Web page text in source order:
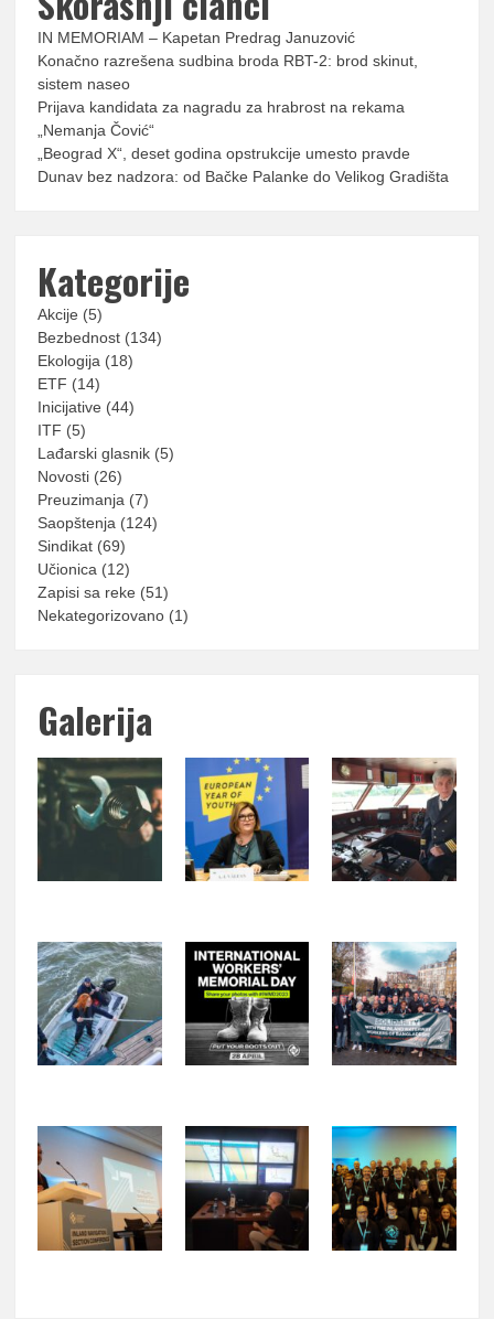
IN MEMORIAM – Kapetan Predrag Januzović
Konačno razrešena sudbina broda RBT-2: brod skinut,
sistem naseo
Prijava kandidata za nagradu za hrabrost na rekama
„Nemanja Čović“
„Beograd X“, deset godina opstrukcije umesto pravde
Dunav bez nadzora: od Bačke Palanke do Velikog Gradišta
Kategorije
Akcije (5)
Bezbednost (134)
Ekologija (18)
ETF (14)
Inicijative (44)
ITF (5)
Lađarski glasnik (5)
Novosti (26)
Preuzimanja (7)
Saopštenja (124)
Sindikat (69)
Učionica (12)
Zapisi sa reke (51)
Nekategorizovano (1)
Galerija